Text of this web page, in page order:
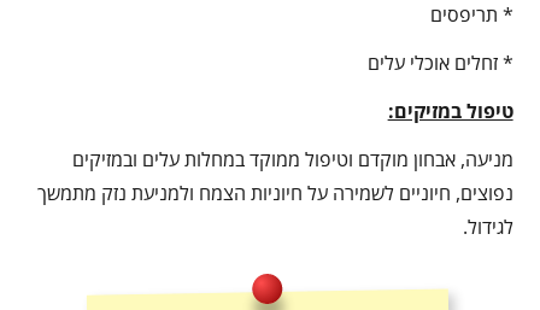
* תריפסים
* זחלים אוכלי עלים
טיפול במזיקים:
מניעה, אבחון מוקדם וטיפול ממוקד במחלות עלים ובמזיקים
נפוצים, חיוניים לשמירה על חיוניות הצמח ולמניעת נזק מתמשך
לגידול.